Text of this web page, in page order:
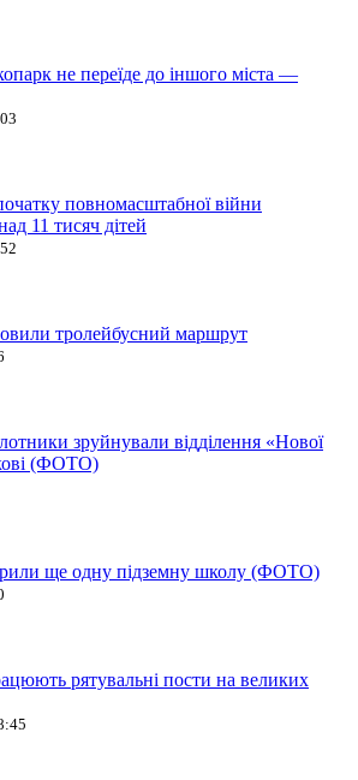
не переїде до іншого міста —
повномасштабної війни
11 тисяч дітей
тролейбусний маршрут
зруйнували відділення «Нової
(ФОТО)
ще одну підземну школу (ФОТО)
рятувальні пости на великих